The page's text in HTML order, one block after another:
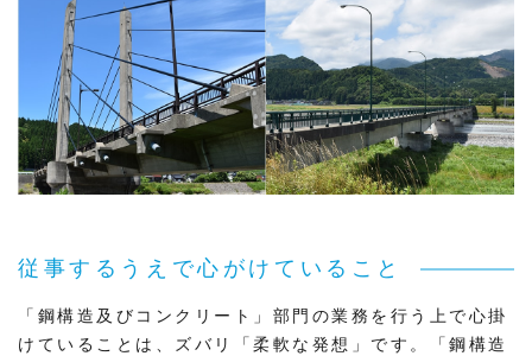
従事するうえで心がけていること
「鋼構造及びコンクリート」部門の業務を行う上で心掛
けていることは、ズバリ「柔軟な発想」です。「鋼構造